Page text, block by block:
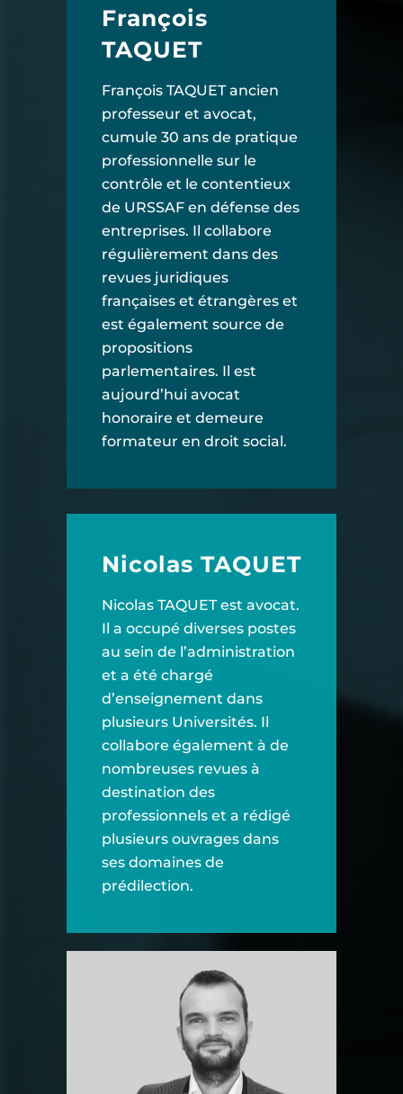
François
TAQUET
François TAQUETancien
professeur et avocat,
cumule 30 ans de pratique
professionnelle sur le
contrôle et le contentieux
de URSSAF en défense des
entreprises. Il collabore
régulièrement dans des
revues juridiques
françaises et étrangères et
est également source de
propositions
parlementaires. Il est
aujourd’hui avocat
honoraire et demeure
formateur en droit social.
Nicolas TAQUET
Nicolas TAQUET est avocat.
Il a occupé diverses postes
au sein de l’administration
et a été chargé
d’enseignement dans
plusieurs Universités. Il
collabore également à de
nombreuses revues à
destination des
professionnels et a rédigé
plusieurs ouvrages dans
ses domaines de
prédilection.